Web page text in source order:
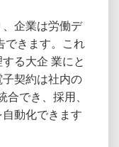
企業は労働デ
できます。これ
る大企 業にと
契約は社内の
合でき、採用、
動化できます